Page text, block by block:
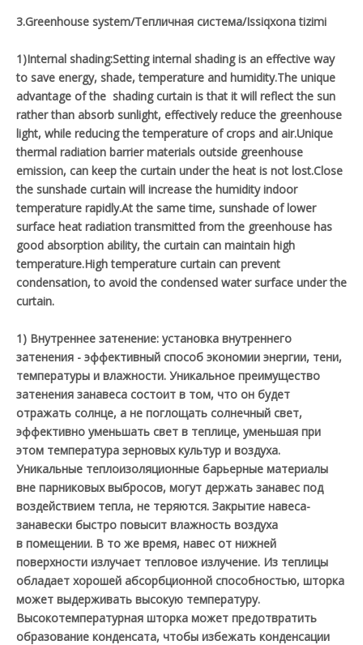
3.Greenhouse system/Тепличная система/Issiqxona tizimi
1)Internal shading:Setting internal shading is an effective way
to save energy, shade, temperature and humidity.The unique
advantage of the shading curtain is that it will reflect the sun
rather than absorb sunlight, effectively reduce the greenhouse
light, while reducing the temperature of crops and air.Unique
thermal radiation barrier materials outside greenhouse
emission, can keep the curtain under the heat is not lost.Close
the sunshade curtain will increase the humidity indoor
temperature rapidly.At the same time, sunshade of lower
surface heat radiation transmitted from the greenhouse has
good absorption ability, the curtain can maintain high
temperature.High temperature curtain can prevent
condensation, to avoid the condensed water surface under the
curtain.
1) Внутреннее затенение: установка внутреннего
затенения - эффективный способ экономии энергии, тени,
температуры и влажности. Уникальное преимущество
затенения занавеса состоит в том, что он будет
отражать солнце, а не поглощать солнечный свет,
эффективно уменьшать свет в теплице, уменьшая при
этом температура зерновых культур и воздуха.
Уникальные теплоизоляционные барьерные материалы
вне парниковых выбросов, могут держать занавес под
воздействием тепла, не теряются. Закрытие навеса-
занавески быстро повысит влажность воздуха
в помещении. В то же время, навес от нижней
поверхности излучает тепловое излучение. Из теплицы
обладает хорошей абсорбционной способностью, шторка
может выдерживать высокую температуру.
Высокотемпературная шторка может предотвратить
образование конденсата, чтобы избежать конденсации